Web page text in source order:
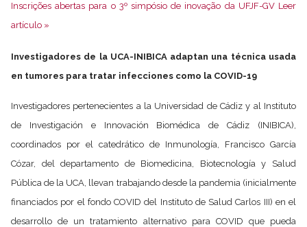
Inscrições abertas para o 3º simpósio de inovação da UFJF-GV Leer
artículo »
Investigadores de la UCA-INIBICA adaptan una técnica usada
en tumores para tratar infecciones como la COVID-19
Investigadores pertenecientes a la Universidad de Cádiz y al Instituto
de Investigación e Innovación Biomédica de Cádiz (INIBICA),
coordinados por el catedrático de Inmunología, Francisco García
Cózar, del departamento de Biomedicina, Biotecnología y Salud
Pública de la UCA, llevan trabajando desde la pandemia (inicialmente
financiados por el fondo COVID del Instituto de Salud Carlos III) en el
desarrollo de un tratamiento alternativo para COVID que pueda